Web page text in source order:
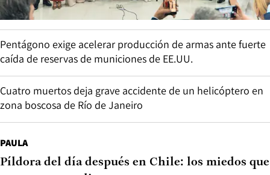
Pentágono exige acelerar producción de armas ante fuerte
caída de reservas de municiones de EE.UU.
Cuatro muertos deja grave accidente de un helicóptero en
zona boscosa de Río de Janeiro
PAULA
Píldora del día después en Chile: los miedos que